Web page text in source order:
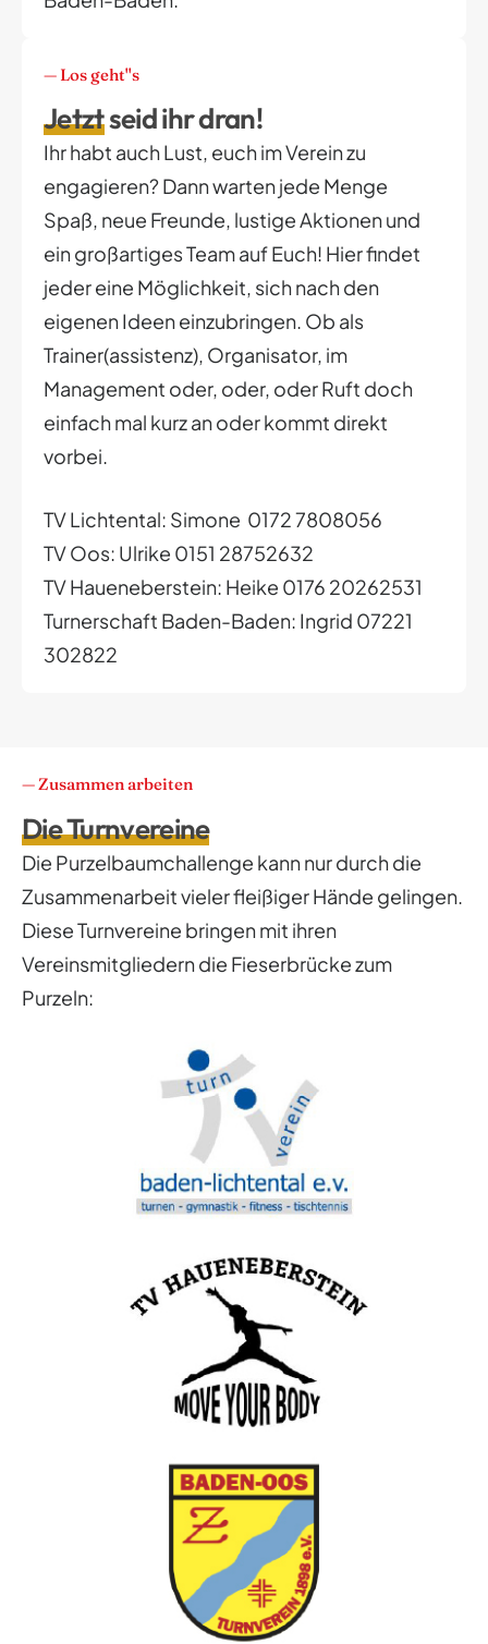
— Los geht''s
Jetztseid ihr dran!
Ihr habt auch Lust, euch im Verein zu
engagieren? Dann warten jede Menge
Spaß, neue Freunde, lustige Aktionen und
ein großartiges Team auf Euch! Hier findet
jeder eine Möglichkeit, sich nach den
eigenen Ideen einzubringen. Ob als
Trainer(assistenz), Organisator, im
Management oder, oder, oder Ruft doch
einfach mal kurz an oder kommt direkt
vorbei.
TV Lichtental: Simone 0172 7808056
TV Oos: Ulrike 0151 28752632
TV Haueneberstein: Heike 0176 20262531
Turnerschaft Baden-Baden: Ingrid 07221
302822
— Zusammen arbeiten
Die Turnvereine
Die Purzelbaumchallenge kann nur durch die
Zusammenarbeit vieler fleißiger Hände gelingen.
Diese Turnvereine bringen mit ihren
Vereinsmitgliedern die Fieserbrücke zum
Purzeln: